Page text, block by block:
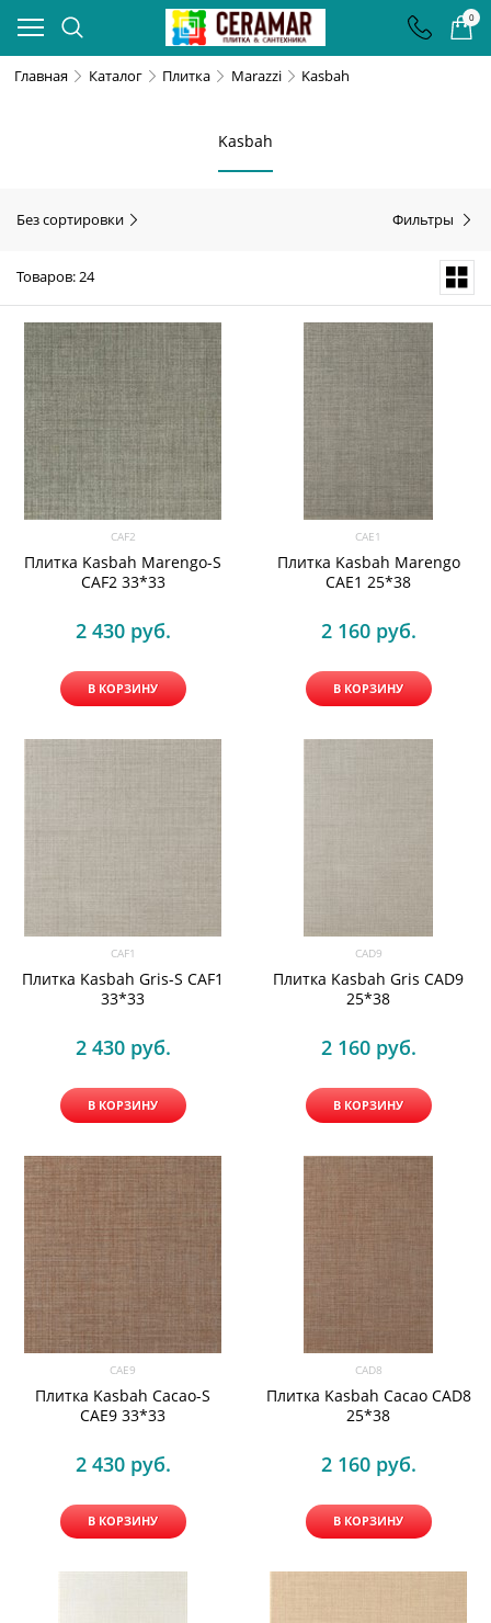
0
Главная Каталог Плитка Marazzi Kasbah
Kasbah
Без сортировки Фильтры
Товаров: 24
CAF2
Плитка Kasbah Marengo-S
CAF2 33*33
2 430 руб.
В КОРЗИНУ
CAE1
Плитка Kasbah Marengo
CAE1 25*38
2 160 руб.
В КОРЗИНУ
CAF1
Плитка Kasbah Gris-S CAF1
33*33
2 430 руб.
В КОРЗИНУ
CAD9
Плитка Kasbah Gris CAD9
25*38
2 160 руб.
В КОРЗИНУ
CAE9
Плитка Kasbah Cacao-S
CAE9 33*33
2 430 руб.
В КОРЗИНУ
CAD8
Плитка Kasbah Cacao CAD8
25*38
2 160 руб.
В КОРЗИНУ